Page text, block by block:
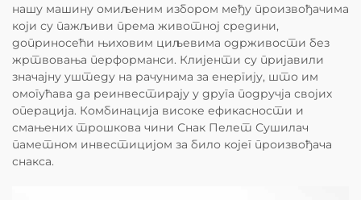
нашу машину омиљеним избором међу произвођачима
који су пажљиви према животној средини,
доприносећи њиховим циљевима одрживости без
жртвовања перформанси. Клијенти су пријавили
значајну уштеду на рачунима за енергију, што им
омогућава да реинвестирају у друга подручја својих
операција. Комбинација високе ефикасности и
смањених трошкова чини Снак Пелет Сушилач
паметном инвестицијом за било којег произвођача
снакса.